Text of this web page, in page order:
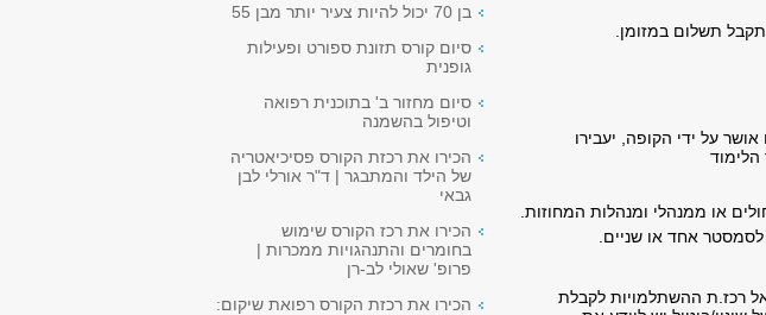
תשלום במזומן.
על ידי הקופה, יעבירו
או ממנהלי ומנהלות המחוזות.
אחד או שניים.
רכז.ת ההשתלמויות לקבלת
בן 70 יכול להיות צעיר יותר מבן 55
סיום קורס תזונת ספורט ופעילות
גופנית
סיום מחזור ב' בתוכנית רפואה
וטיפול בהשמנה
הכירו את רכזת הקורס פסיכיאטריה
של הילד והמתבגר | ד"ר אורלי לבן
גבאי
הכירו את רכז הקורס שימוש
בחומרים והתנהגויות ממכרות |
פרופ' שאולי לב-רן
הכירו את רכזת הקורס רפואת שיקום: